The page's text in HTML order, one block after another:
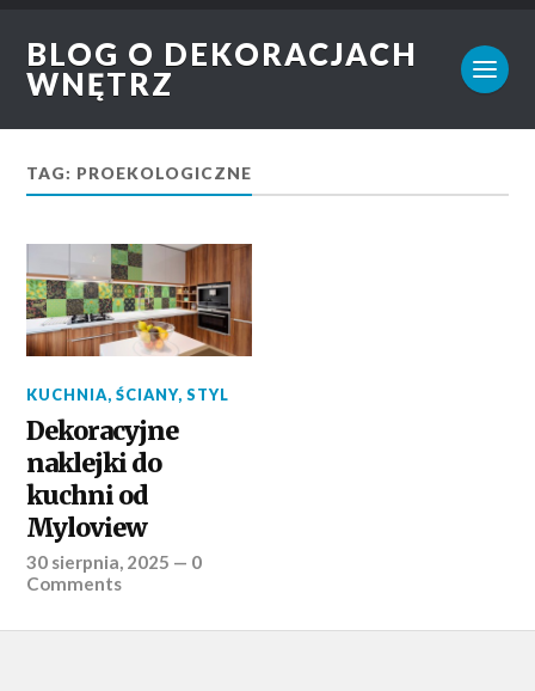
BLOG O DEKORACJACH
WNĘTRZ
TAG: PROEKOLOGICZNE
KUCHNIA,ŚCIANY,STYL
Dekoracyjne
naklejki do
kuchni od
Myloview
30 sierpnia, 2025 — 0
Comments